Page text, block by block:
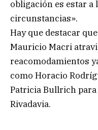
obligación es estar a
circunstancias».
Hay que destacar
Mauricio Macri
reacomodamientos
como Horacio
Patricia Bullrich
Rivadavia.